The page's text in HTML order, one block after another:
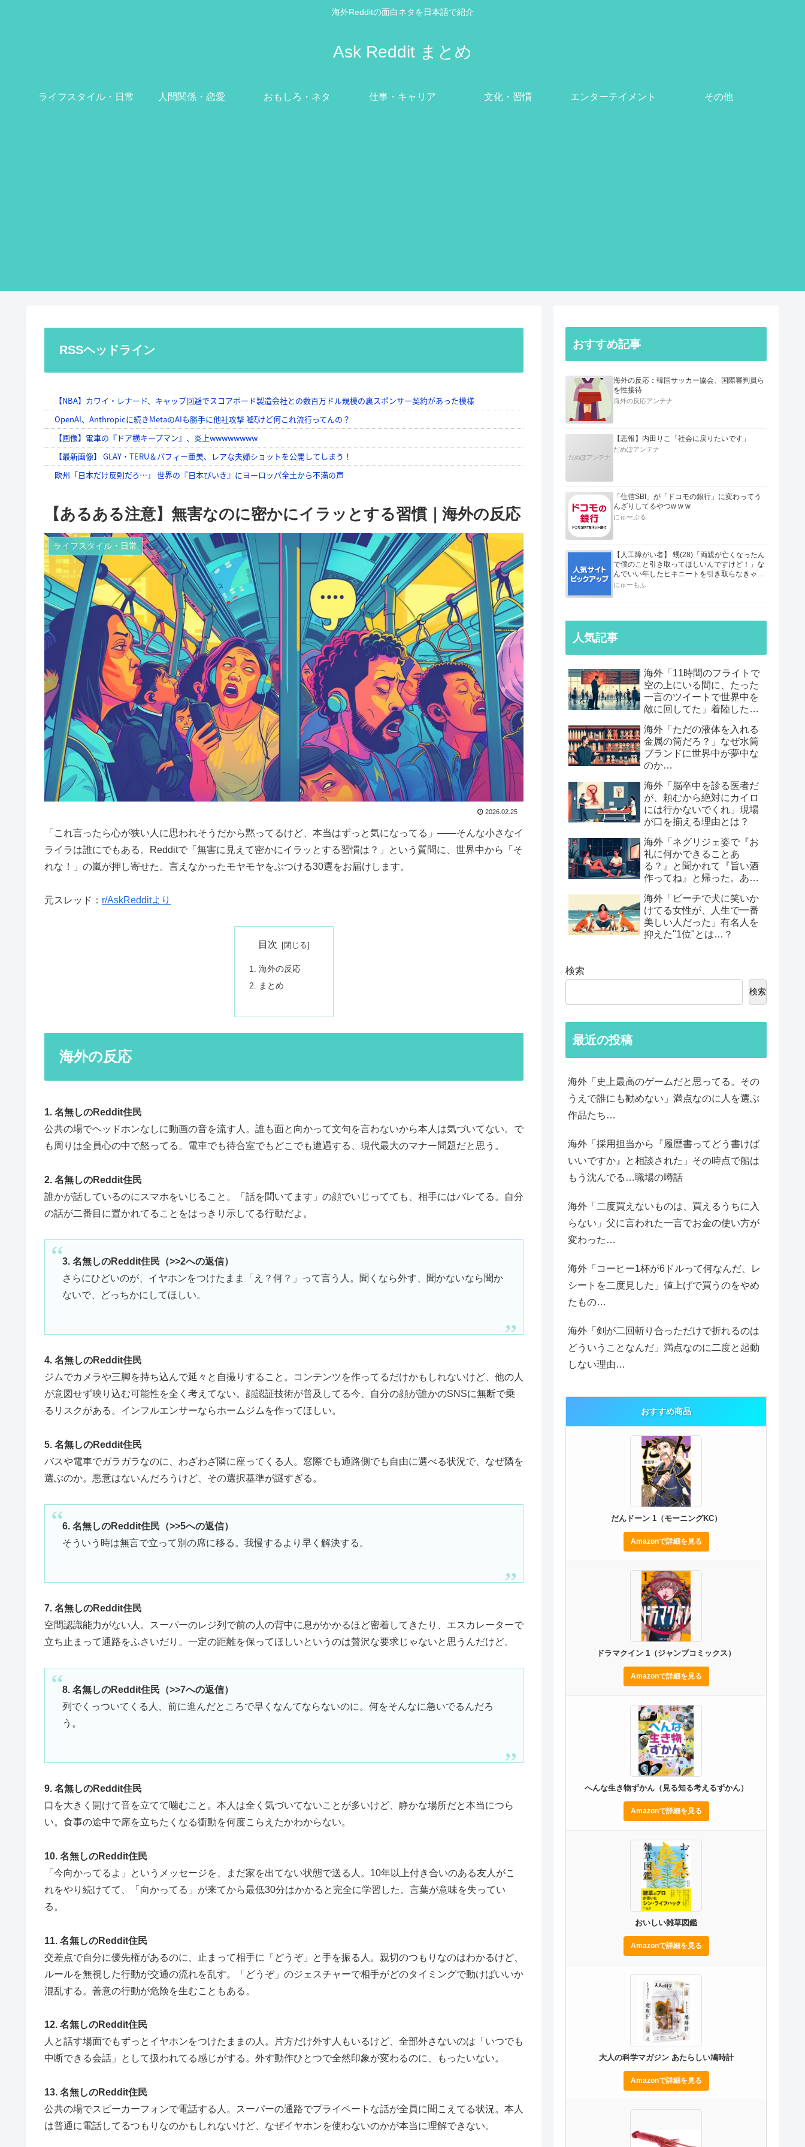
海外Redditの面白ネタを日本語で紹介
Ask Reddit まとめ
ライフスタイル・日常 人間関係・恋愛 おもしろ・ネタ 仕事・キャリア 文化・習慣 エンターテイメント その他
RSSヘッドライン
【あるある注意】無害なのに密かにイラッとする習慣｜海外の反応
ライフスタイル・日常
2026.02.25
「これ言ったら心が狭い人に思われそうだから黙ってるけど、本当はずっと気になってる」——そんな小さなイ
ライラは誰にでもある。Redditで「無害に見えて密かにイラッとする習慣は？」という質問に、世界中から「そ
れな！」の嵐が押し寄せた。言えなかったモヤモヤをぶつける30選をお届けします。
元スレッド： r/AskRedditより
目次
海外の反応
まとめ
海外の反応
1. 名無しのReddit住民
公共の場でヘッドホンなしに動画の音を流す人。誰も面と向かって文句を言わないから本人は気づいてない。で
も周りは全員心の中で怒ってる。電車でも待合室でもどこでも遭遇する、現代最大のマナー問題だと思う。
2. 名無しのReddit住民
誰かが話しているのにスマホをいじること。「話を聞いてます」の顔でいじってても、相手にはバレてる。自分
の話が二番目に置かれてることをはっきり示してる行動だよ。
3. 名無しのReddit住民（>>2への返信）
さらにひどいのが、イヤホンをつけたまま「え？何？」って言う人。聞くなら外す、聞かないなら聞か
ないで、どっちかにしてほしい。
4. 名無しのReddit住民
ジムでカメラや三脚を持ち込んで延々と自撮りすること。コンテンツを作ってるだけかもしれないけど、他の人
が意図せず映り込む可能性を全く考えてない。顔認証技術が普及してる今、自分の顔が誰かのSNSに無断で乗
るリスクがある。インフルエンサーならホームジムを作ってほしい。
5. 名無しのReddit住民
バスや電車でガラガラなのに、わざわざ隣に座ってくる人。窓際でも通路側でも自由に選べる状況で、なぜ隣を
選ぶのか。悪意はないんだろうけど、その選択基準が謎すぎる。
6. 名無しのReddit住民（>>5への返信）
そういう時は無言で立って別の席に移る。我慢するより早く解決する。
7. 名無しのReddit住民
空間認識能力がない人。スーパーのレジ列で前の人の背中に息がかかるほど密着してきたり、エスカレーターで
立ち止まって通路をふさいだり。一定の距離を保ってほしいというのは贅沢な要求じゃないと思うんだけど。
8. 名無しのReddit住民（>>7への返信）
列でくっついてくる人、前に進んだところで早くなんてならないのに。何をそんなに急いでるんだろ
う。
9. 名無しのReddit住民
口を大きく開けて音を立てて噛むこと。本人は全く気づいてないことが多いけど、静かな場所だと本当につら
い。食事の途中で席を立ちたくなる衝動を何度こらえたかわからない。
10. 名無しのReddit住民
「今向かってるよ」というメッセージを、まだ家を出てない状態で送る人。10年以上付き合いのある友人がこ
れをやり続けてて、「向かってる」が来てから最低30分はかかると完全に学習した。言葉が意味を失ってい
る。
11. 名無しのReddit住民
交差点で自分に優先権があるのに、止まって相手に「どうぞ」と手を振る人。親切のつもりなのはわかるけど、
ルールを無視した行動が交通の流れを乱す。「どうぞ」のジェスチャーで相手がどのタイミングで動けばいいか
混乱する。善意の行動が危険を生むこともある。
12. 名無しのReddit住民
人と話す場面でもずっとイヤホンをつけたままの人。片方だけ外す人もいるけど、全部外さないのは「いつでも
中断できる会話」として扱われてる感じがする。外す動作ひとつで全然印象が変わるのに、もったいない。
13. 名無しのReddit住民
公共の場でスピーカーフォンで電話する人。スーパーの通路でプライベートな話が全員に聞こえてる状況。本人
は普通に電話してるつもりなのかもしれないけど、なぜイヤホンを使わないのかが本当に理解できない。
おすすめ記事
海外の反応：韓国サッカー協会、国際審判員ら
を性接待
海外の反応アンテナ
だめぽアンテナ
【悲報】内田りこ「社会に戻りたいです」
だめぽアンテナ
「住信SBI」が「ドコモの銀行」に変わってう
んざりしてるやつw w w
にゅーぷる
【人工障がい者】 甥(28)「両親が亡くなったん
で僕のこと引き取ってほしいんですけど！」な
んでいい年したヒキニートを引き取らなきゃい
けないんだ...
にゅーもふ
人気記事
海外「11時間のフライトで
空の上にいる間に、たった
一言のツイートで世界中を
敵に回してた」着陸したら
海外「ただの液体を入れる
金属の筒だろ？」なぜ水筒
ブランドに世界中が夢中な
のか…
海外「脳卒中を診る医者だ
が、頼むから絶対にカイロ
には行かないでくれ」現場
が口を揃える理由とは？
海外「ネグリジェ姿で『お
礼に何かできることあ
る？』と聞かれて『旨い酒
作ってね』と帰った。あれ
る男たちの後悔談…
海外「ビーチで犬に笑いか
けてる女性が、人生で一番
美しい人だった」有名人を
抑えた"1位"とは…？
検索
検索
最近の投稿
海外「史上最高のゲームだと思ってる。その
うえで誰にも勧めない」満点なのに人を選ぶ
作品たち…
海外「採用担当から『履歴書ってどう書けば
いいですか』と相談された」その時点で船は
もう沈んでる…職場の噂話
海外「二度買えないものは、買えるうちに入
らない」父に言われた一言でお金の使い方が
変わった…
海外「コーヒー1杯が6ドルって何なんだ、レ
シートを二度見した」値上げで買うのをやめ
たもの…
海外「剣が二回斬り合っただけで折れるのは
どういうことなんだ」満点なのに二度と起動
しない理由…
おすすめ商品
だんドーン 1（モーニングKC）
Amazonで詳細を見る
ドラマクイン 1（ジャンプコミックス）
Amazonで詳細を見る
へんな生き物ずかん（見る知る考えるずかん）
Amazonで詳細を見る
おいしい雑草図鑑
Amazonで詳細を見る
大人の科学マガジン あたらしい鳩時計
Amazonで詳細を見る